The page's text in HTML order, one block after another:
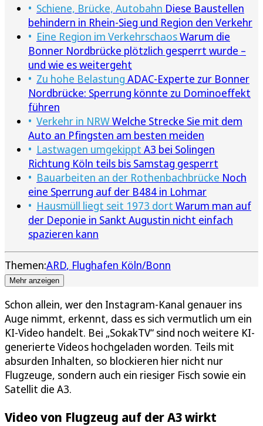
Schiene, Brücke, Autobahn Diese Baustellen
behindern in Rhein-Sieg und Region den Verkehr
Eine Region im VerkehrschaosWarum die
Bonner Nordbrücke plötzlich gesperrt wurde –
und wie es weitergeht
Zu hohe Belastung ADAC-Experte zur Bonner
Nordbrücke: Sperrung könnte zu Dominoeffekt
führen
Verkehr in NRWWelche Strecke Sie mit dem
Auto an Pfingsten am besten meiden
Lastwagen umgekippt A3 bei Solingen
Richtung Köln teils bis Samstag gesperrt
Bauarbeiten an der Rothenbachbrücke Noch
eine Sperrung auf der B484 in Lohmar
Hausmüll liegt seit 1973 dort Warum man auf
der Deponie in Sankt Augustin nicht einfach
spazieren kann
Themen:ARD Flughafen Köln/Bonn
Mehr anzeigen
Schon allein, wer den Instagram-Kanal genauer ins
Auge nimmt, erkennt, dass es sich vermutlich um ein
KI-Video handelt. Bei „SokakTV“ sind noch weitere KI-
generierte Videos hochgeladen worden. Teils mit
absurden Inhalten, so blockieren hier nicht nur
Flugzeuge, sondern auch ein riesiger Fisch sowie ein
Satellit die A3.
Video von Flugzeug auf der A3 wirkt